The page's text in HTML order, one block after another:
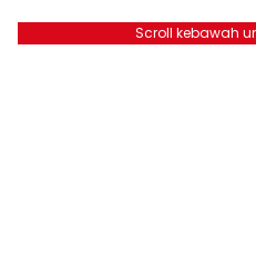
Scroll kebawah